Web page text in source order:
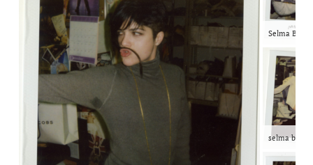
Selma Blair
selma blair